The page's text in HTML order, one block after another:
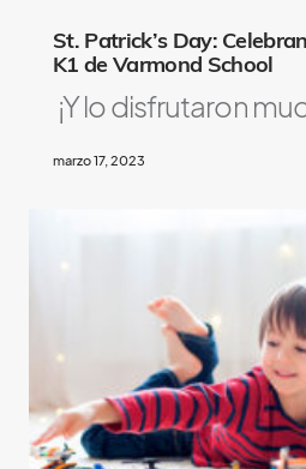
St. Patrick’s Day:
K1 de Varmond School
¡Y lo disfrutaron
marzo 17, 2023